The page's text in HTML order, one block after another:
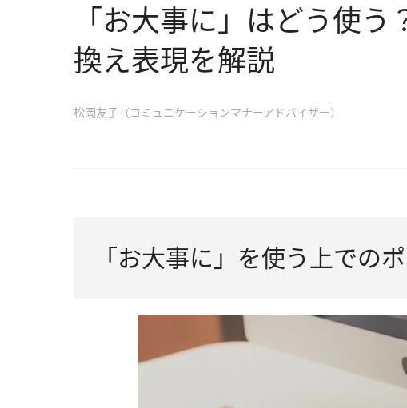
「お大事に」はどう使
換え表現を解説
松岡友子（コミュニケーションマナーアドバイザー）
「お大事に」を使う上での